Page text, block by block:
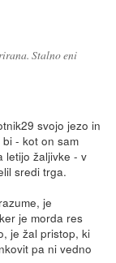
Stalno eni
svojo jezo in
- kot on sam
letijo žaljivke - v
sredi trga.
je
je morda res
je žal pristop, ki
pa ni vedno